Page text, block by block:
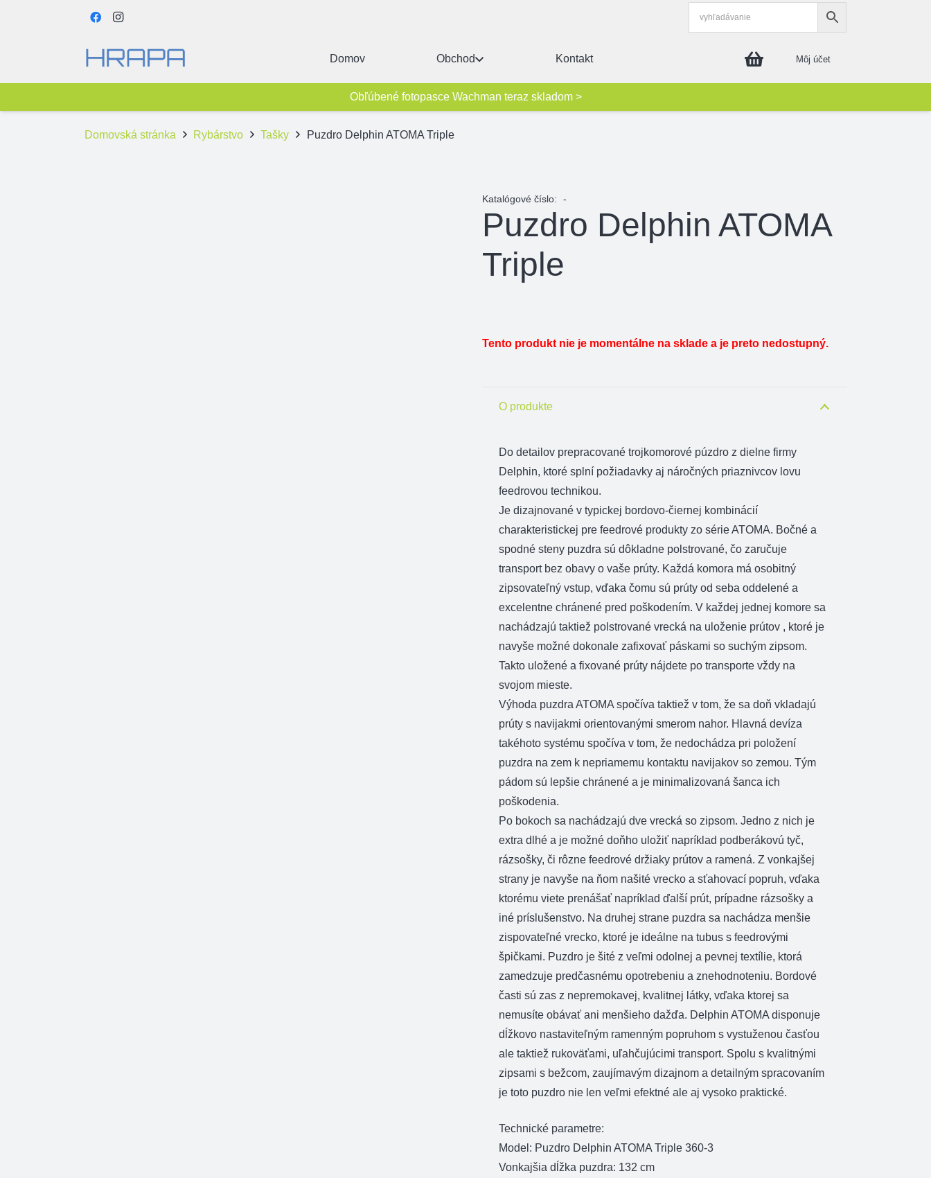
Domov Obchod Kontakt Môj účet
Obľúbené fotopasce Wachman teraz skladom >
Domovská stránka Rybárstvo Tašky Puzdro Delphin ATOMA Triple
Katalógové číslo: -
Puzdro Delphin ATOMA
Triple
Tento produkt nie je momentálne na sklade a je preto nedostupný.
O produkte
Do detailov prepracované trojkomorové púzdro z dielne firmy
Delphin, ktoré splní požiadavky aj náročných priaznivcov lovu
feedrovou technikou.
Je dizajnované v typickej bordovo-čiernej kombinácií
charakteristickej pre feedrové produkty zo série ATOMA. Bočné a
spodné steny puzdra sú dôkladne polstrované, čo zaručuje
transport bez obavy o vaše prúty. Každá komora má osobitný
zipsovateľný vstup, vďaka čomu sú prúty od seba oddelené a
excelentne chránené pred poškodením. V každej jednej komore sa
nachádzajú taktiež polstrované vrecká na uloženie prútov , ktoré je
navyše možné dokonale zafixovať páskami so suchým zipsom.
Takto uložené a fixované prúty nájdete po transporte vždy na
svojom mieste.
Výhoda puzdra ATOMA spočíva taktiež v tom, že sa doň vkladajú
prúty s navijakmi orientovanými smerom nahor. Hlavná devíza
takéhoto systému spočíva v tom, že nedochádza pri položení
puzdra na zem k nepriamemu kontaktu navijakov so zemou. Tým
pádom sú lepšie chránené a je minimalizovaná šanca ich
poškodenia.
Po bokoch sa nachádzajú dve vrecká so zipsom. Jedno z nich je
extra dlhé a je možné doňho uložiť napríklad podberákovú tyč,
rázsošky, či rôzne feedrové držiaky prútov a ramená. Z vonkajšej
strany je navyše na ňom našité vrecko a sťahovací popruh, vďaka
ktorému viete prenášať napríklad ďalší prút, prípadne rázsošky a
iné príslušenstvo. Na druhej strane puzdra sa nachádza menšie
zispovateľné vrecko, ktoré je ideálne na tubus s feedrovými
špičkami. Puzdro je šité z veľmi odolnej a pevnej textílie, ktorá
zamedzuje predčasnému opotrebeniu a znehodnoteniu. Bordové
časti sú zas z nepremokavej, kvalitnej látky, vďaka ktorej sa
nemusíte obávať ani menšieho dažďa. Delphin ATOMA disponuje
dĺžkovo nastaviteľným ramenným popruhom s vystuženou časťou
ale taktiež rukoväťami, uľahčujúcimi transport. Spolu s kvalitnými
zipsami s bežcom, zaujímavým dizajnom a detailným spracovaním
je toto puzdro nie len veľmi efektné ale aj vysoko praktické.
Technické parametre:
Model: Puzdro Delphin ATOMA Triple 360-3
Vonkajšia dĺžka puzdra: 132 cm